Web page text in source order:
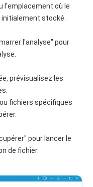
l'emplacement où le
stocké.
l'analyse" pour
prévisualisez les
fichiers spécifiques
pour lancer le
de fichier.